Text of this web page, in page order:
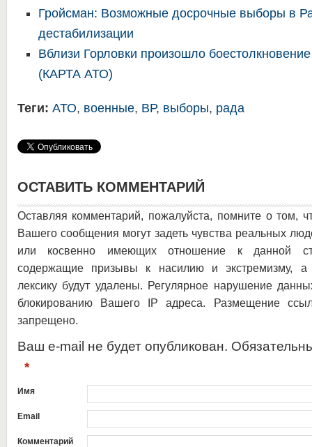
Гройсман: Возможные досрочные выборы в
дестабилизации
Вблизи Горловки произошло
(КАРТА АТО)
Теги: АТО, военные, ВР, выборы, рада
ОСТАВИТЬ КОММЕНТАРИЙ
Оставляя комментарий, пожалуйста, помните о том,
Вашего сообщения могут задеть чувства реальных
или косвенно имеющих отношение к данной
содержащие призывы к насилию и экстремизму, а
лексику будут удалены. Регулярное нарушение
блокированию Вашего IP адреса. Размещение
запрещено.
Ваш e-mail не будет опубликован.
*
Имя
Email
Комментарий